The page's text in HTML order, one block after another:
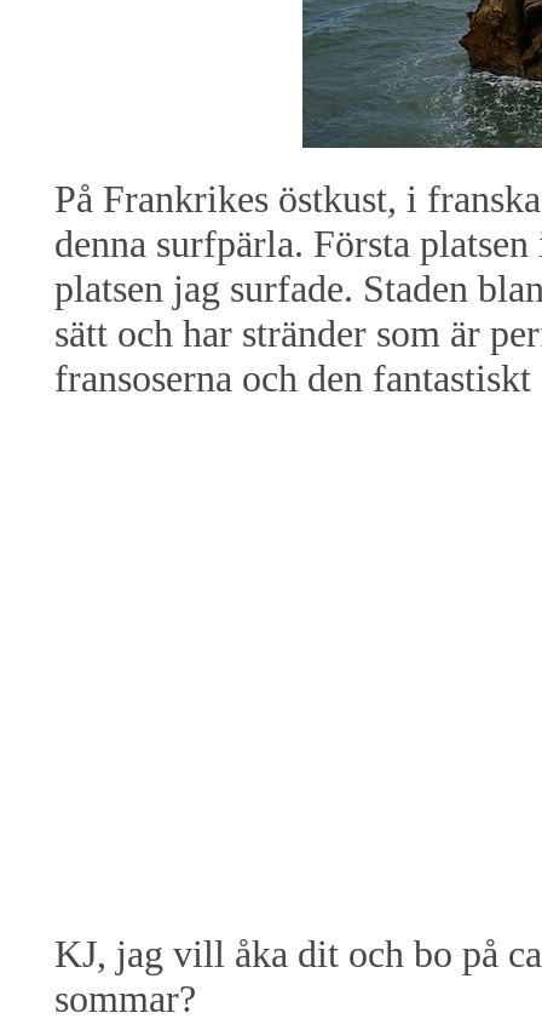
På Frankrikes östkust, i
denna surfpärla. Första
platsen jag surfade. Staden
sätt och har stränder som är
fransoserna och den
KJ, jag vill åka dit och bo på
sommar?